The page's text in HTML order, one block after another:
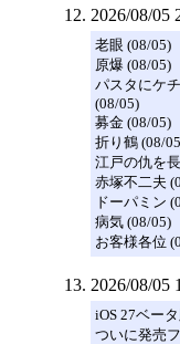
2026/08/05
老眼 (08/05)
原爆 (08/05)
パスタにケ
(08/05)
募金 (08/05)
折り鶴 (08/
江戸の仇を
赤塚不二夫
ドーパミン
病気 (08/05)
お客様各位
2026/08/05
iOS 27ベー
ついに発売